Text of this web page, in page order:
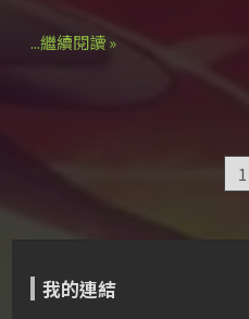
...繼續閱讀 »
1
我的連結